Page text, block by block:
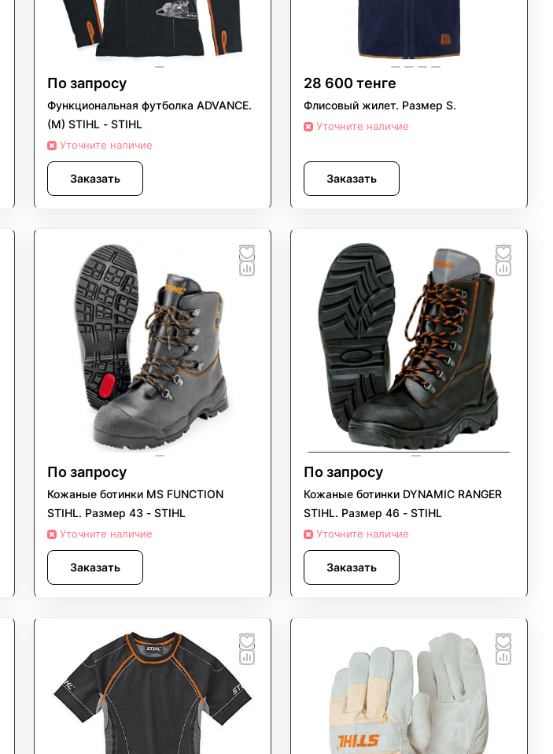
По запросу
Функциональная футболка ADVANCE.
(M) STIHL - STIHL
Уточните наличие
Заказать
28 600 тенге
Флисовый жилет. Размер S.
Уточните наличие
Заказать
По запросу
Кожаные ботинки MS FUNCTION
STIHL. Размер 43 - STIHL
Уточните наличие
Заказать
По запросу
Кожаные ботинки DYNAMIC RANGER
STIHL. Размер 46 - STIHL
Уточните наличие
Заказать